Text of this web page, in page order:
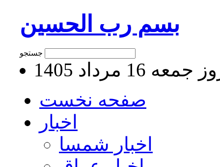
بسم رب الحسین
16 مرداد 1405
صفحه نخست
اخبار
اخبار شمسا